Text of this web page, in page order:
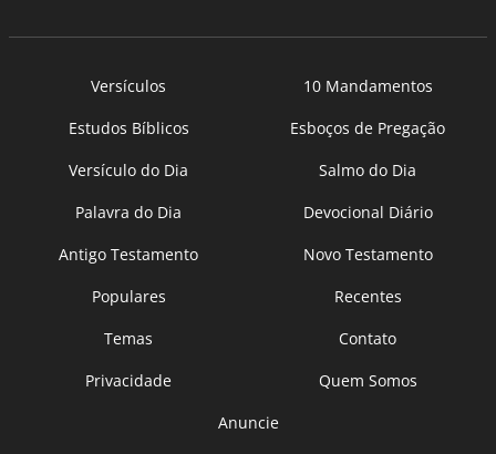
Versículos
10 Mandamentos
Estudos Bíblicos
Esboços de Pregação
Versículo do Dia
Salmo do Dia
Palavra do Dia
Devocional Diário
Antigo Testamento
Novo Testamento
Populares
Recentes
Temas
Contato
Privacidade
Quem Somos
Anuncie